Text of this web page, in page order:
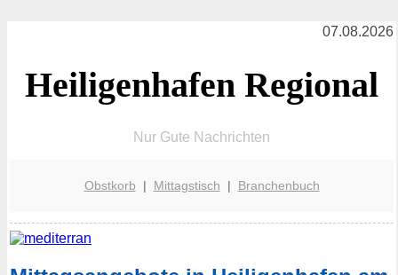
07.08.2026
Heiligenhafen Regional
Nur Gute Nachrichten
Obstkorb | Mittagstisch | Branchenbuch